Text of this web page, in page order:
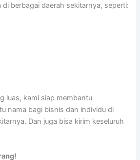
di berbagai daerah sekitarnya, seperti:
luas, kami siap membantu
nama bagi bisnis dan individu di
Dan juga bisa kirim keseluruh